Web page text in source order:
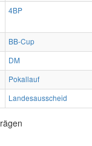
4BP
BB-Cup
DM
Pokallauf
Landesausscheid